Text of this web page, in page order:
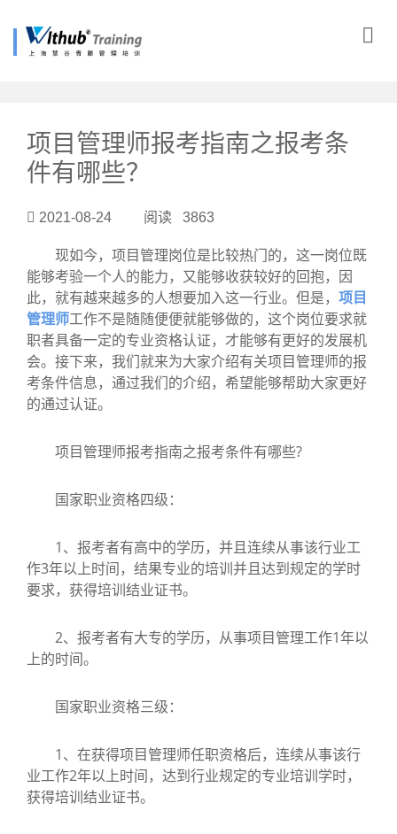
项目管理师报考指南之报考条
件有哪些？
2021-08-24 阅读 3863
现如今，项目管理岗位是比较热门的，这一岗位既
能够考验一个人的能力，又能够收获较好的回抱，因
此，就有越来越多的人想要加入这一行业。但是， 项目
管理师工作不是随随便便就能够做的，这个岗位要求就
职者具备一定的专业资格认证，才能够有更好的发展机
会。接下来，我们就来为大家介绍有关项目管理师的报
考条件信息，通过我们的介绍，希望能够帮助大家更好
的通过认证。
项目管理师报考指南之报考条件有哪些?
国家职业资格四级：
1、报考者有高中的学历，并且连续从事该行业工
作3年以上时间，结果专业的培训并且达到规定的学时
要求，获得培训结业证书。
2、报考者有大专的学历，从事项目管理工作1年以
上的时间。
国家职业资格三级：
1、在获得项目管理师任职资格后，连续从事该行
业工作2年以上时间，达到行业规定的专业培训学时，
获得培训结业证书。